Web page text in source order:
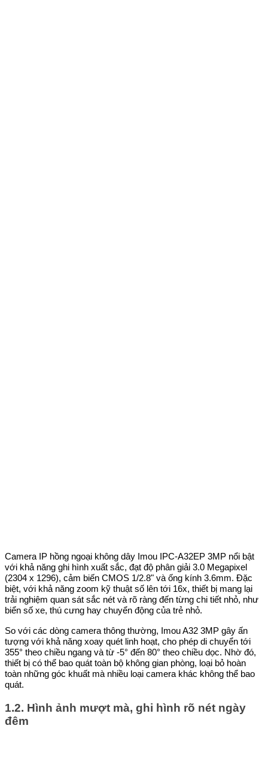
Camera IP hồng ngoại không dây Imou IPC-A32EP 3MP nổi bật
với khả năng ghi hình xuất sắc, đạt độ phân giải 3.0 Megapixel
(2304 x 1296), cảm biến CMOS 1/2.8" và ống kính 3.6mm. Đặc
biệt, với khả năng zoom kỹ thuật số lên tới 16x, thiết bị mang lại
trải nghiệm quan sát sắc nét và rõ ràng đến từng chi tiết nhỏ, như
biển số xe, thú cưng hay chuyển động của trẻ nhỏ.
So với các dòng camera thông thường, Imou A32 3MP gây ấn
tượng với khả năng xoay quét linh hoạt, cho phép di chuyển tới
355° theo chiều ngang và từ -5° đến 80° theo chiều dọc. Nhờ đó,
thiết bị có thể bao quát toàn bộ không gian phòng, loại bỏ hoàn
toàn những góc khuất mà nhiều loại camera khác không thể bao
quát.
1.2. Hình ảnh mượt mà, ghi hình rõ nét ngày
đêm